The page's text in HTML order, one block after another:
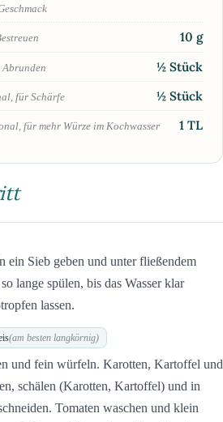
10 g
Abrunden ½ Stück
für Schärfe ½ Stück
für mehr Würze im Kochwasser 1 TL
ein Sieb geben und unter fließendem
lange spülen, bis das Wasser klar
lassen.
(am besten langkörnig)
und fein würfeln. Karotten, Kartoffel und
schälen (Karotten, Kartoffel) und in
Tomaten waschen und klein